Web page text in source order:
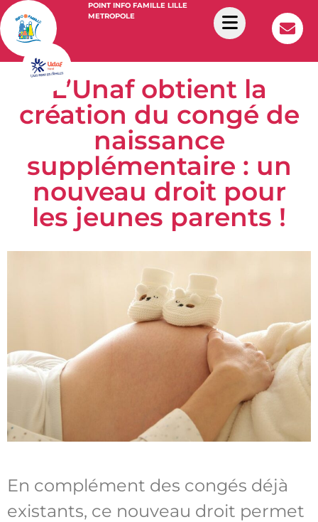
POINT INFO FAMILLE LILLE
METROPOLE
L’Unaf obtient la
création du congé de
naissance
supplémentaire : un
nouveau droit pour
les jeunes parents !
En complément des congés déjà
existants, ce nouveau droit permet